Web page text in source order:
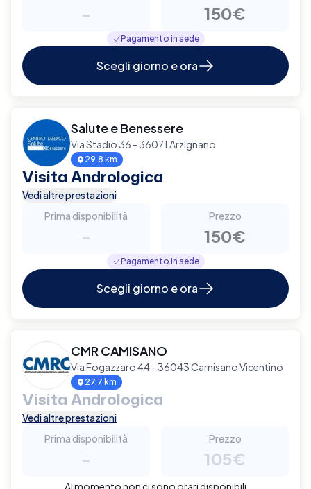
- 150€
Pagamento in sede
Scegli giorno e ora
Salute e Benessere
Via Stadio 36 - 36071 Arzignano
29.8 km
Visita Andrologica
Vedi altre prestazioni
Prima disponibilità
-
Prezzo
150€
Pagamento in sede
Scegli giorno e ora
CMR CAMISANO
Via Fogazzaro 44 - 36043 Camisano Vicentino
27.7 km
Visita Andrologica
Vedi altre prestazioni
Prima disponibilità
-
Prezzo
105€
Al momento non ci sono orari disponibili